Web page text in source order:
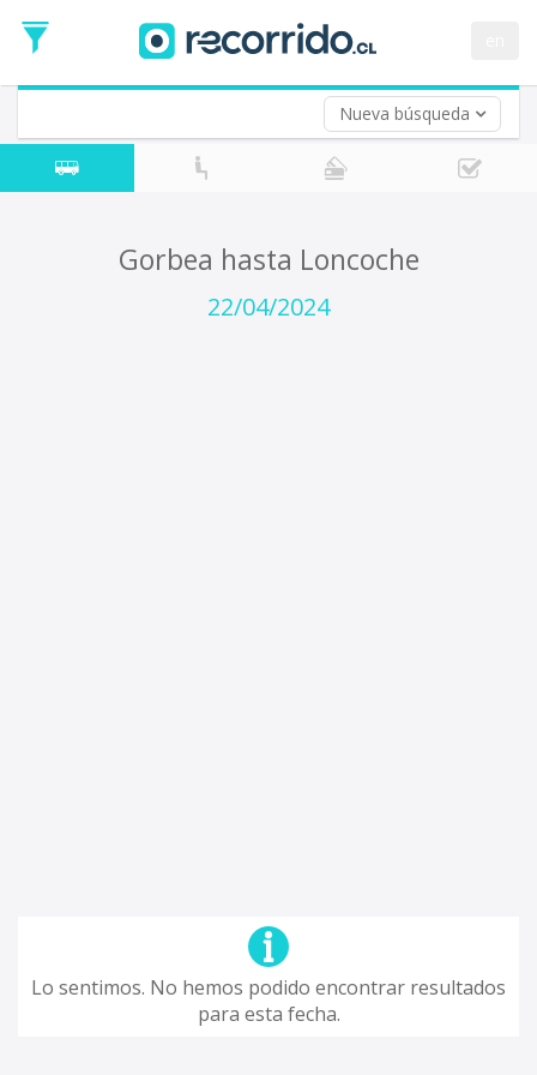
Nueva búsqueda
de
Ida
Vuelta (opcional)
Fecha
de
Gorbea hasta Loncoche
22/04/2024
Lo sentimos. No hemos podido encontrar resultados
para esta fecha.